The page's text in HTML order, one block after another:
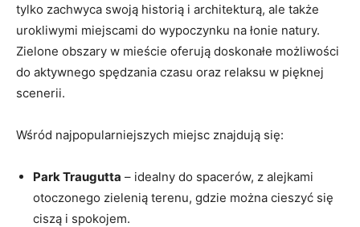
tylko zachwyca ​swoją ⁢historią i‌ architekturą,⁣ ale także
urokliwymi miejscami⁤ do wypoczynku na łonie natury.
Zielone obszary w mieście oferują doskonałe możliwości
do⁤ aktywnego spędzania ​czasu oraz relaksu w pięknej⁣
scenerii.
Wśród najpopularniejszych miejsc‍ znajdują się:
Park Traugutta – idealny⁤ do spacerów, z alejkami‍
otoczonego zielenią terenu, gdzie można ‌cieszyć się
ciszą i spokojem.